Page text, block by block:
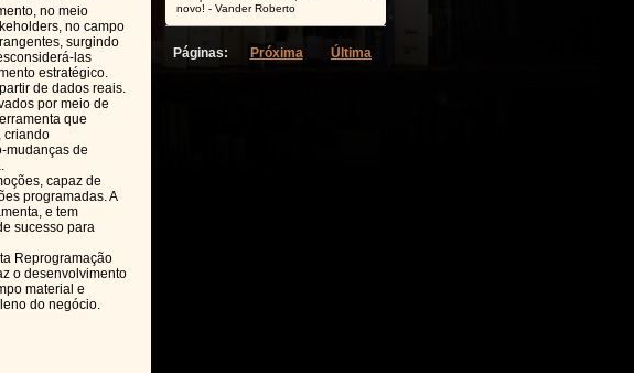
no meio
no campo
surgindo
las
estratégico.
de dados reais.
por meio de
que
criando
mudanças de
capaz de
programadas. A
e tem
sucesso para
Reprogramação
o desenvolvimento
material e
do negócio.
novo! - Vander Roberto
Páginas: Próxima Última